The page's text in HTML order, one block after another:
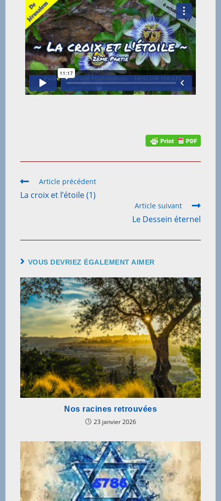
Article précédent
La croix et l’étoile (1)
Article suivant
Le Dessein éternel
VOUS DEVRIEZ ÉGALEMENT AIMER
Nos racines retrouvées
23 janvier 2026